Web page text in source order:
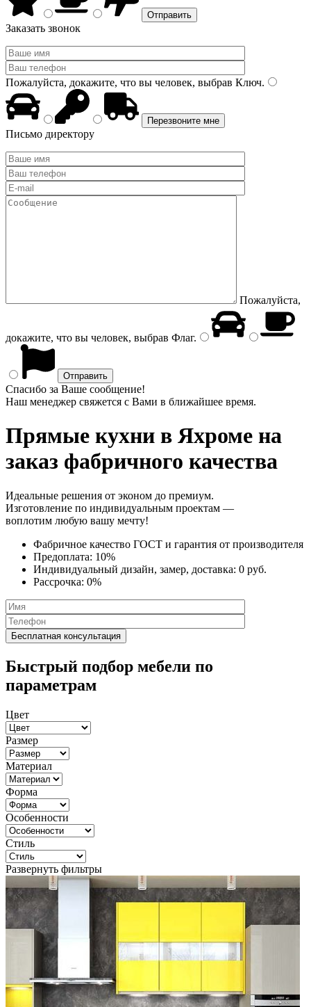
Заказать звонок
Пожалуйста, докажите, что вы человек, выбрав Ключ.
Письмо директору
Пожалуйста,
докажите, что вы человек, выбрав Флаг.
Спасибо за Ваше сообщение!
Наш менеджер свяжется с Вами в ближайшее время.
Прямые кухни в Яхроме на
заказ фабричного качества
Идеальные решения от эконом до премиум.
Изготовление по индивидуальным проектам —
воплотим любую вашу мечту!
Фабричное качество ГОСТ и гарантия от производителя
Предоплата: 10%
Индивидуальный дизайн, замер, доставка: 0 руб.
Рассрочка: 0%
Быстрый подбор мебели по
параметрам
Цвет
Размер
Материал
Форма
Особенности
Стиль
Развернуть фильтры